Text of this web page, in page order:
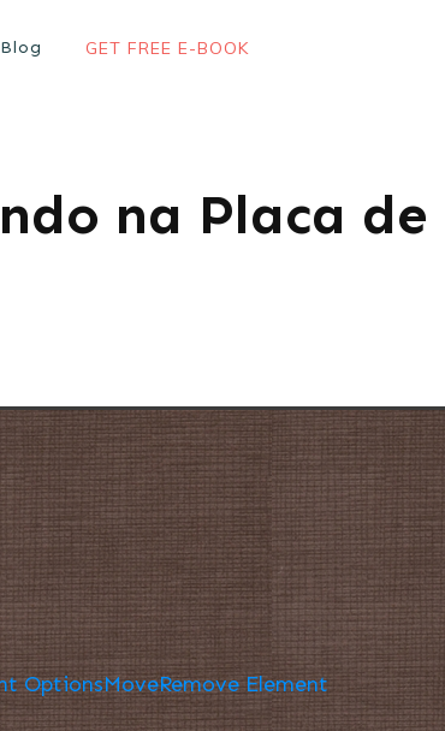
Blog GET FREE E-BOOK
na Placa de
OptionsMoveRemove Element